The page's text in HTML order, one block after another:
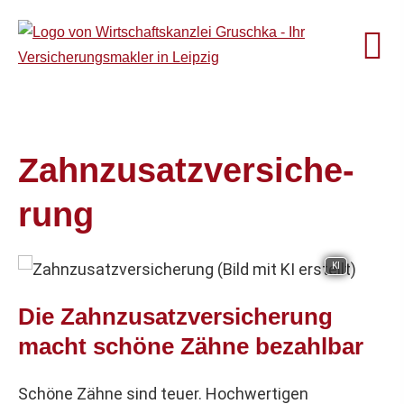
Zahn­zu­satz­ver­si­che­
rung
KI
Die Zahn­zu­satz­ver­si­che­rung
macht schöne Zähne bezahlbar
Schöne Zähne sind teuer. Hochwertigen